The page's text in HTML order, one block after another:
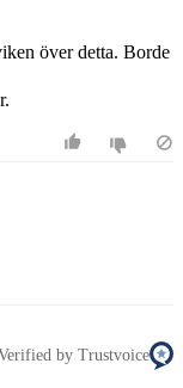
över detta. Borde
by Trustvoice